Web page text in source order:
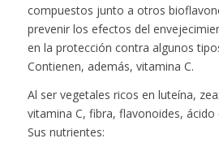
compuestos junto a otros
prevenir los efectos del
en la protección contra algunos
Contienen, además, vitamina C.
Al ser vegetales ricos en luteína,
vitamina C, fibra, flavonoides, ácido
Sus nutrientes: